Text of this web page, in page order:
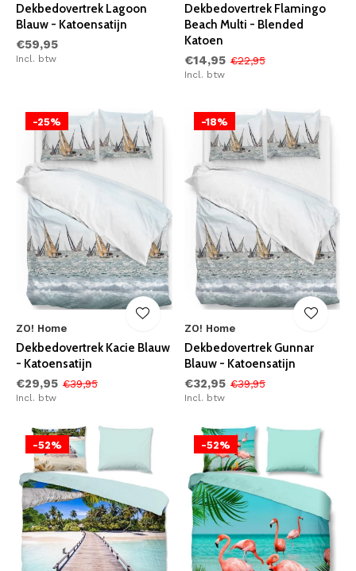
Dekbedovertrek Lagoon
Blauw - Katoensatijn
€59,95
Incl. btw
Dekbedovertrek Flamingo
Beach Multi - Blended
Katoen
€14,95 €22,95
Incl. btw
-25%
ZO! Home
Dekbedovertrek Kacie Blauw
- Katoensatijn
€29,95 €39,95
Incl. btw
-18%
ZO! Home
Dekbedovertrek Gunnar
Blauw - Katoensatijn
€32,95 €39,95
Incl. btw
-52% -52%